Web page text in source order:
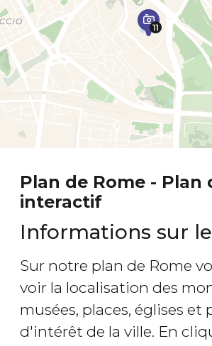
Plan de Rome - Plan
interactif
Informations sur
Sur notre plan de Rome
voir la localisation des
musées, places, églises et
d'intérêt de la ville. En